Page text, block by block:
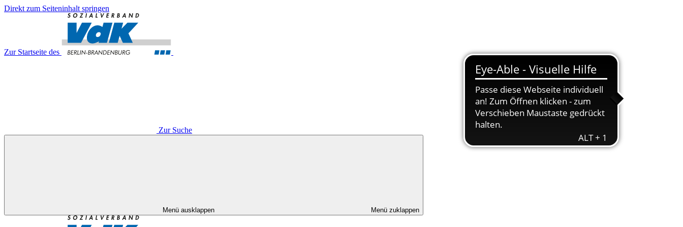
Direkt zum Seiteninhalt springen
Zur Startseite des
Zur Suche
Menü ausklappen Menü zuklappen